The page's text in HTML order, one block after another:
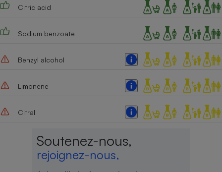
Citric acid
Sodium benzoate
Benzyl alcohol
Limonene
Citral
Soutenez-nous,
rejoignez-nous,